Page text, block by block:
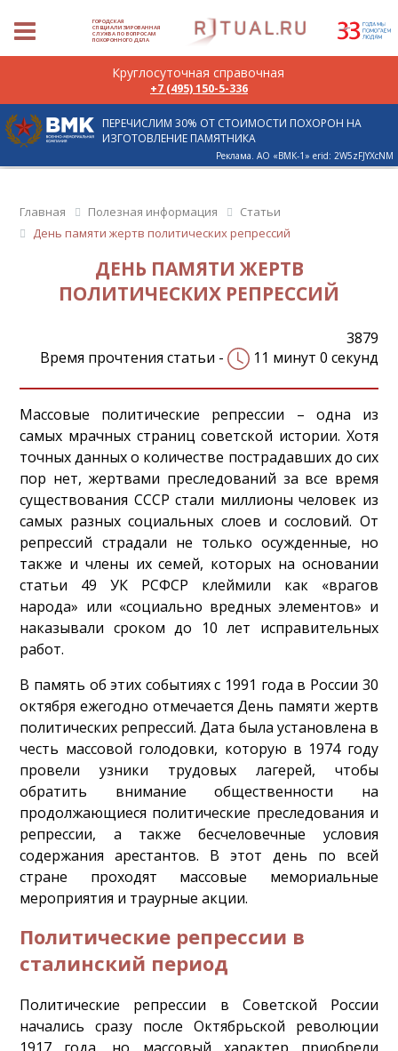
ГОРОДСКАЯ
СПЕЦИАЛИЗИРОВАННАЯ
СЛУЖБА ПО ВОПРОСАМ
ПОХОРОННОГО ДЕЛА
ПЕРЕЧИСЛИМ 30% ОТ СТОИМОСТИ ПОХОРОН НА
ИЗГОТОВЛЕНИЕ ПАМЯТНИКА
Реклама. АО «ВМК-1» erid: 2W5zFJYXcNM
Главная Полезная информация
Статьи
День памяти жертв политических репрессий
ДЕНЬ ПАМЯТИ ЖЕРТВ
ПОЛИТИЧЕСКИХ РЕПРЕССИЙ
3879
Время прочтения статьи -
11 минут 0 секунд
Массовые политические репрессии – одна из
самых мрачных страниц советской истории. Хотя
точных данных о количестве пострадавших до сих
пор нет, жертвами преследований за все время
существования СССР стали миллионы человек из
самых разных социальных слоев и сословий. От
репрессий страдали не только осужденные, но
также и члены их семей, которых на основании
статьи 49 УК РСФСР клеймили как «врагов
народа» или «социально вредных элементов» и
наказывали сроком до 10 лет исправительных
работ.
В память об этих событиях с 1991 года в России 30
октября ежегодно отмечается День памяти жертв
политических репрессий. Дата была установлена в
честь массовой голодовки, которую в 1974 году
провели узники трудовых лагерей, чтобы
обратить внимание общественности на
продолжающиеся политические преследования и
репрессии, а также бесчеловечные условия
содержания арестантов. В этот день по всей
стране проходят массовые мемориальные
мероприятия и траурные акции.
Политические репрессии в
сталинский период
Политические репрессии в Советской России
начались сразу после Октябрьской революции
Круглосуточная справочная
+7 (495) 150-5-336